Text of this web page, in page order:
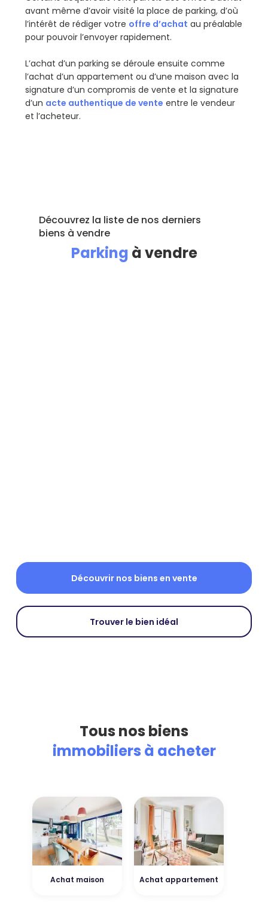
avant même d’avoir visité la place de parking, d’où
l’intérêt de rédiger votre offre d’achat au préalable
pour pouvoir l’envoyer rapidement.
L’achat d’un parking se déroule ensuite comme
l’achat d’un appartement ou d’une maison avec la
signature d’un compromis de vente et la signature
d’un acte authentique de vente entre le vendeur
et l’acheteur.
Découvrez la liste de nos derniers
biens à vendre
Parking à vendre
Découvrir nos biens en vente
Trouver le bien idéal
Tous nos biens
immobiliers à acheter
Achat maison Achat appartement